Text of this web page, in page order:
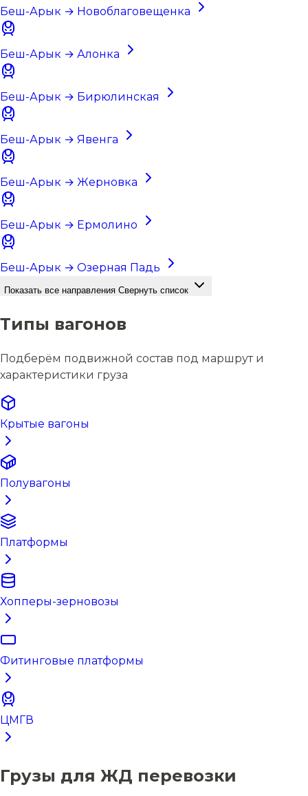
Беш-Арык → Новоблаговещенка
Беш-Арык → Алонка
Беш-Арык → Бирюлинская
Беш-Арык → Явенга
Беш-Арык → Жерновка
Беш-Арык → Ермолино
Беш-Арык → Озерная Падь
Показать все направления Свернуть список
Типы вагонов
Подберём подвижной состав под маршрут и
характеристики груза
Крытые вагоны
Полувагоны
Платформы
Хопперы-зерновозы
Фитинговые платформы
ЦМГВ
Грузы для ЖД перевозки